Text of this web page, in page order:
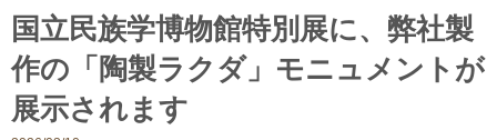
国立民族学博物館特別展に、弊社製
作の「陶製ラクダ」モニュメントが
展示されます